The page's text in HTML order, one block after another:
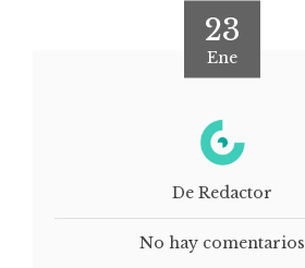
23
Ene
De Redactor
No hay comentarios